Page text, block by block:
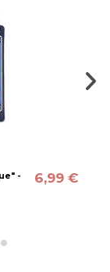
-
6,99 €